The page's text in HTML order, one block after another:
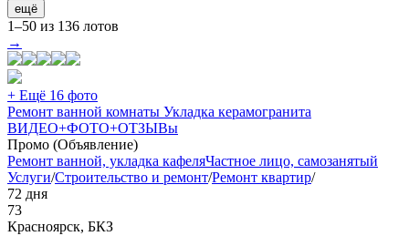
ещё
1–50 из 136 лотов
→
+ Ещё 16 фото
Ремонт ванной комнаты Укладка керамогранита
ВИДЕО+ФОТО+ОТЗЫВы
Промо (Объявление)
Ремонт ванной, укладка кафеляЧастное лицо, самозанятый
Услуги/Строительство и ремонт/Ремонт квартир/
72 дня
73
Красноярск, БКЗ